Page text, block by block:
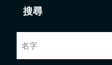
搜尋